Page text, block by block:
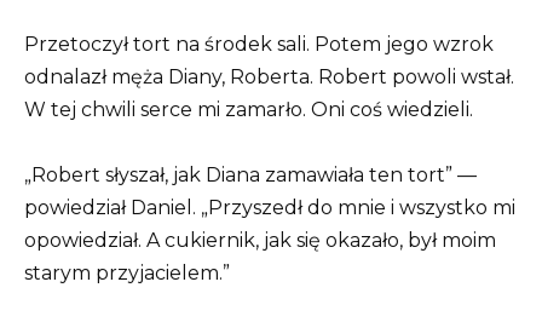
Przetoczył tort na środek sali. Potem jego wzrok
odnalazł męża Diany, Roberta. Robert powoli wstał.
W tej chwili serce mi zamarło. Oni coś wiedzieli.
„Robert słyszał, jak Diana zamawiała ten tort” —
powiedział Daniel. „Przyszedł do mnie i wszystko mi
opowiedział. A cukiernik, jak się okazało, był moim
starym przyjacielem.”